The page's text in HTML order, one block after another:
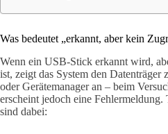
Was bedeutet „erkannt, aber kein
Wenn ein USB-Stick erkannt wird,
ist, zeigt das System den Datenträger
oder Gerätemanager an – beim
erscheint jedoch eine
sind dabei: